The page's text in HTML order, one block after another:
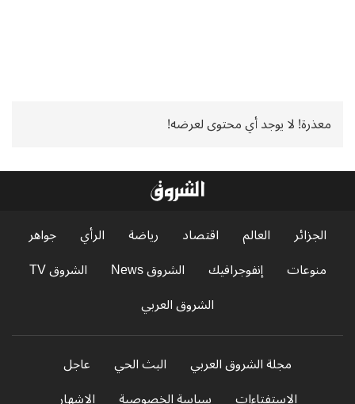
معذرة! لا يوجد أي محتوى لعرضه!
الجزائر العالم اقتصاد رياضة الرأي
جواهر
منوعات
إنفوجرافيك الشروق News
الشروق TV
الشروق العربي
مجلة الشروق العربي البث الحي
عاجل